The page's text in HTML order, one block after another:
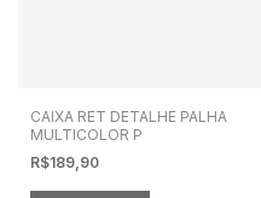
CAIXA RET DETALHE PALHA
MULTICOLOR P
R$189,90